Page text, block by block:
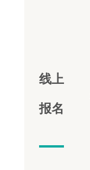
线上
报名